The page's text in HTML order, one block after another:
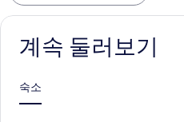
계속 둘러보기
숙소